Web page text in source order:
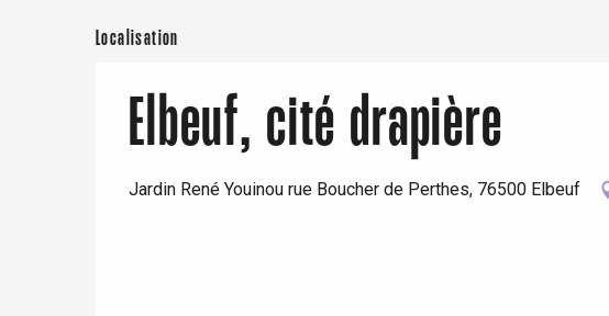
Localisation
Elbeuf, cité drapière
Jardin René Youinou rue Boucher de Perthes, 76500 Elbeuf